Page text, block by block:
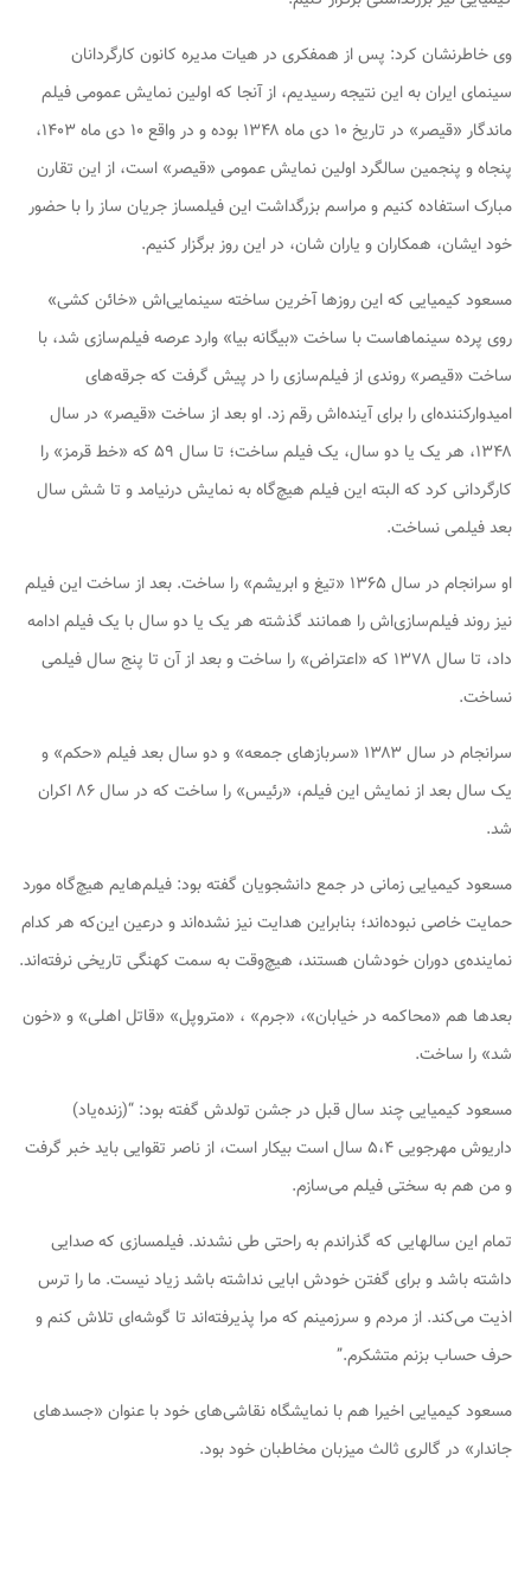
وی خاطرنشان کرد: پس از همفکری در هیات مدیره کانون کارگردانان
سینمای ایران به این نتیجه رسیدیم، از آنجا که اولین نمایش عمومی فیلم
ماندگار «قیصر» در تاریخ ۱۰ دی ماه ۱۳۴۸ بوده و در واقع ۱۰ دی ماه ۱۴۰۳،
پنجاه و پنجمین سالگرد اولین نمایش عمومی «قیصر» است، از این تقارن
مبارک استفاده کنیم و مراسم بزرگداشت این فیلمساز جریان ساز را با حضور
خود ایشان، همکاران و یاران شان، در این روز برگزار کنیم.
مسعود کیمیایی که این روزها آخرین ساخته سینمایی‌اش «خائن کشی»
روی پرده سینماهاست با ساخت «بیگانه‌ بیا» وارد عرصه فیلم‌سازی شد، با
ساخت «قیصر» روندی از فیلم‌سازی را در پیش گرفت که جرقه‌های
امیدوارکننده‌ای را برای آینده‌اش رقم زد. او بعد از ساخت «قیصر» در سال
۱۳۴۸، هر یک یا دو سال، یک فیلم ساخت؛ تا سال ۵۹ که «خط قرمز» را
کارگردانی کرد که البته این فیلم هیچ‌گاه به نمایش درنیامد و تا شش سال
بعد فیلمی نساخت.
او سرانجام در سال ۱۳۶۵ «تیغ‌ و ابریشم» را ساخت. بعد از ساخت این فیلم
نیز روند فیلم‌سازی‌اش را همانند گذشته هر یک یا دو سال با یک فیلم ادامه
داد، تا سال ۱۳۷۸ که «اعتراض» را ساخت و بعد از آن تا پنج سال فیلمی
نساخت.
سرانجام در سال ۱۳۸۳ «سربازهای جمعه» و دو سال بعد فیلم «حکم» و
یک سال بعد از نمایش این فیلم، «رئیس» را ساخت که در سال ۸۶ اکران
شد.
مسعود کیمیایی زمانی در جمع دانشجویان گفته بود: فیلم‌هایم هیچ‌گاه مورد
حمایت خاصی نبوده‌اند؛ بنابراین هدایت نیز نشده‌اند و درعین این‌که هر کدام
نماینده‌ی دوران خودشان هستند، هیچ‌وقت به سمت کهنگی تاریخی نرفته‌اند.
بعدها هم «محاکمه در خیابان»، «جرم» ، «متروپل» «قاتل اهلی» و «خون
شد» را ساخت.
مسعود کیمیایی چند سال قبل در جشن تولدش گفته بود: “(زنده‌یاد)
داریوش مهرجویی ۵،۴ سال است بیکار است، از ناصر تقوایی باید خبر گرفت
و من هم به سختی فیلم می‌سازم.
تمام این سالهایی که گذراندم به راحتی طی نشدند. فیلمسازی که صدایی
داشته باشد و برای گفتن خودش ابایی‌ نداشته باشد زیاد نیست. ما را ترس
اذیت می‌کند. از مردم و سرزمینم که مرا پذیرفته‌اند تا گوشه‌ای تلاش کنم و
حرف حساب بزنم متشکرم.”
مسعود کیمیایی اخیرا هم با نمایشگاه نقاشی‌های خود با عنوان «جسدهای
جاندار» در گالری ثالث میزبان مخاطبان خود بود.